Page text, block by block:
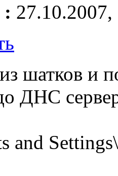
:
шатков и
ДНС
and